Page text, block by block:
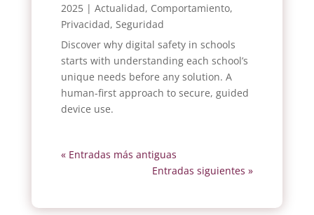
2025| Actualidad, Comportamiento,
Privacidad, Seguridad
Discover why digital safety in schools
starts with understanding each school’s
unique needs before any solution. A
human-first approach to secure, guided
device use.
« Entradas más antiguas
Entradas siguientes »